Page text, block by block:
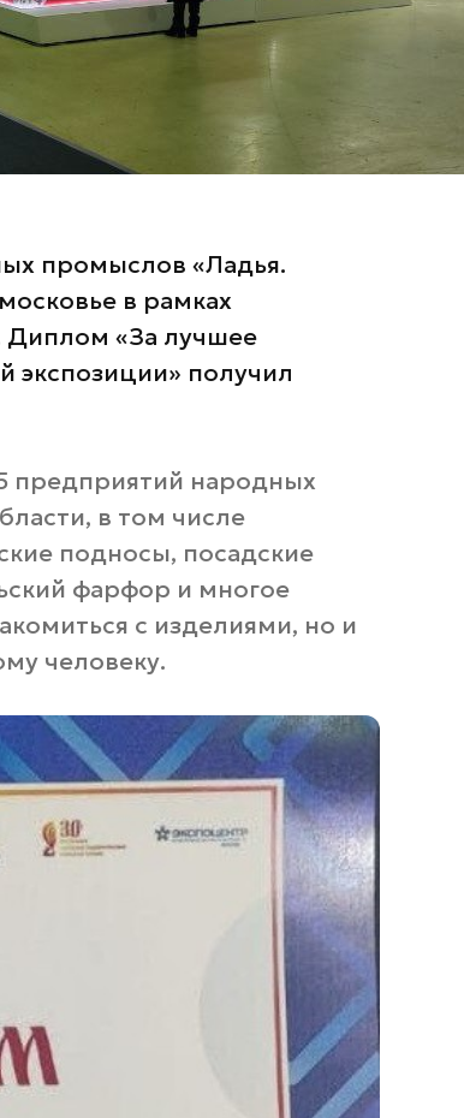
промыслов «Ладья.
в рамках
Диплом «За лучшее
экспозиции» получил
предприятий народных
в том числе
подносы, посадские
фарфор и многое
с изделиями, но и
человеку.